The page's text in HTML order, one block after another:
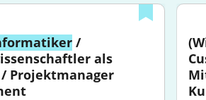
/
als
Projektmanager